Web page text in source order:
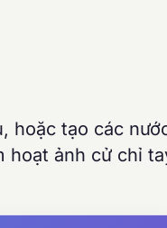
hoặc tạo các
hoạt ảnh cử chỉ